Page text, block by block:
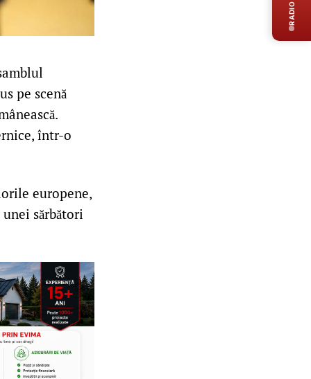
pe scenă
într-o
europene,
sărbători